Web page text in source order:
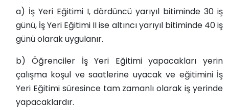
a) İş Yeri Eğitimi I, dördüncü yarıyıl bitiminde 30 iş
günü, İş Yeri Eğitimi II ise altıncı yarıyıl bitiminde 40 iş
günü olarak uygulanır.
b) Öğrenciler İş Yeri Eğitimi yapacakları yerin
çalışma koşul ve saatlerine uyacak ve eğitimini İş
Yeri Eğitimi süresince tam zamanlı olarak iş yerinde
yapacaklardır.